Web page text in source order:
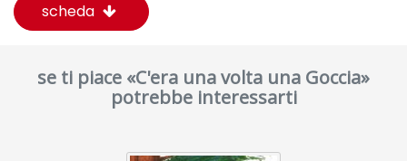
scheda
se ti piace «C'era una volta una Goccia»
potrebbe interessarti